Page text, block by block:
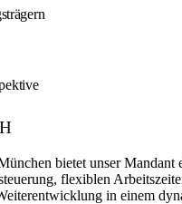
bietet unser
flexiblen
in einem